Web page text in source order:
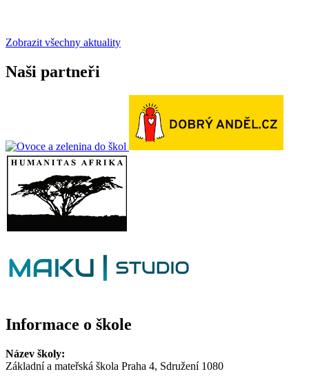
Zobrazit všechny aktuality
Naši partneři
Informace o škole
Název školy:
Základní a mateřská škola Praha 4, Sdružení 1080